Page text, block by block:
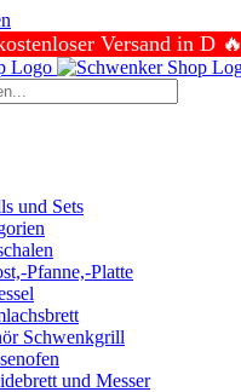
Versand in D 🔥
und Sets
Pfanne,-Platte
Schwenkgrill
und Messer